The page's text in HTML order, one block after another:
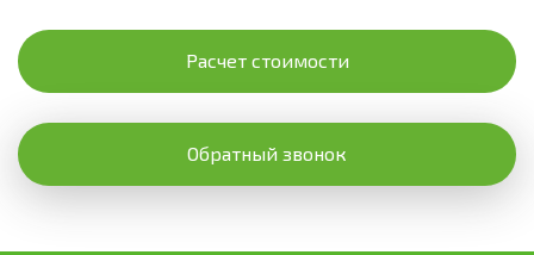
Расчет стоимости
Обратный звонок